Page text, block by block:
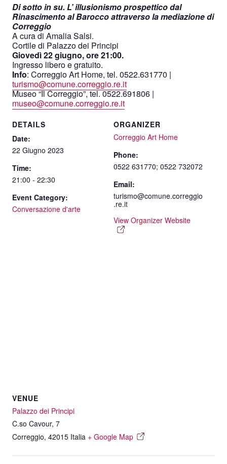
Di sotto in su. L’ illusionismo prospettico dal
Rinascimento al Barocco attraverso la mediazione di
Correggio
A cura di Amalia Salsi.
Cortile di Palazzo dei Principi
Giovedì 22 giugno, ore 21:00.
Ingresso libero e gratuito.
Info: Correggio Art Home, tel. 0522.631770 |
turismo@comune.correggio.re.it
Museo “Il Correggio”, tel. 0522.691806 |
museo@comune.correggio.re.it
DETAILS
Date:
22 Giugno 2023
Time:
21:00 - 22:30
Event Category:
Conversazione d'arte
ORGANIZER
Correggio Art Home
Phone:
0522 631770; 0522 732072
Email:
turismo@comune.correggio
.re.it
View Organizer Website
VENUE
Palazzo dei Principi
C.so Cavour, 7
Correggio, 42015 Italia + Google Map